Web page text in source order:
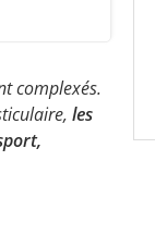
complexés.
les